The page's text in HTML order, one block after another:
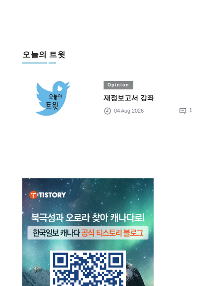
오늘의 트윗
Opinion
재정보고서 강좌
04 Aug 2026 1